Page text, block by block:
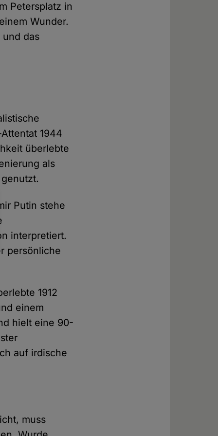
Petersplatz in
Wunder.
und das
1944
überlebte
als
Putin stehe
interpretiert.
persönliche
1912
einem
hielt eine 90-
auf irdische
muss